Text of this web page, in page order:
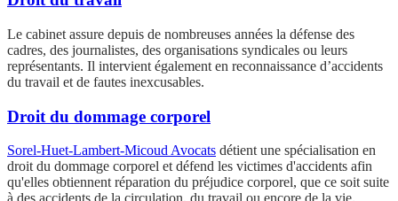
Le cabinet assure depuis de nombreuses années la défense des
cadres, des journalistes, des organisations syndicales ou leurs
représentants. Il intervient également en reconnaissance d’accidents
du travail et de fautes inexcusables.
Droit du dommage corporel
Sorel-Huet-Lambert-Micoud Avocats détient une spécialisation en
droit du dommage corporel et défend les victimes d'accidents afin
qu'elles obtiennent réparation du préjudice corporel, que ce soit suite